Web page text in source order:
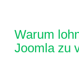
Warum
Joomla zu